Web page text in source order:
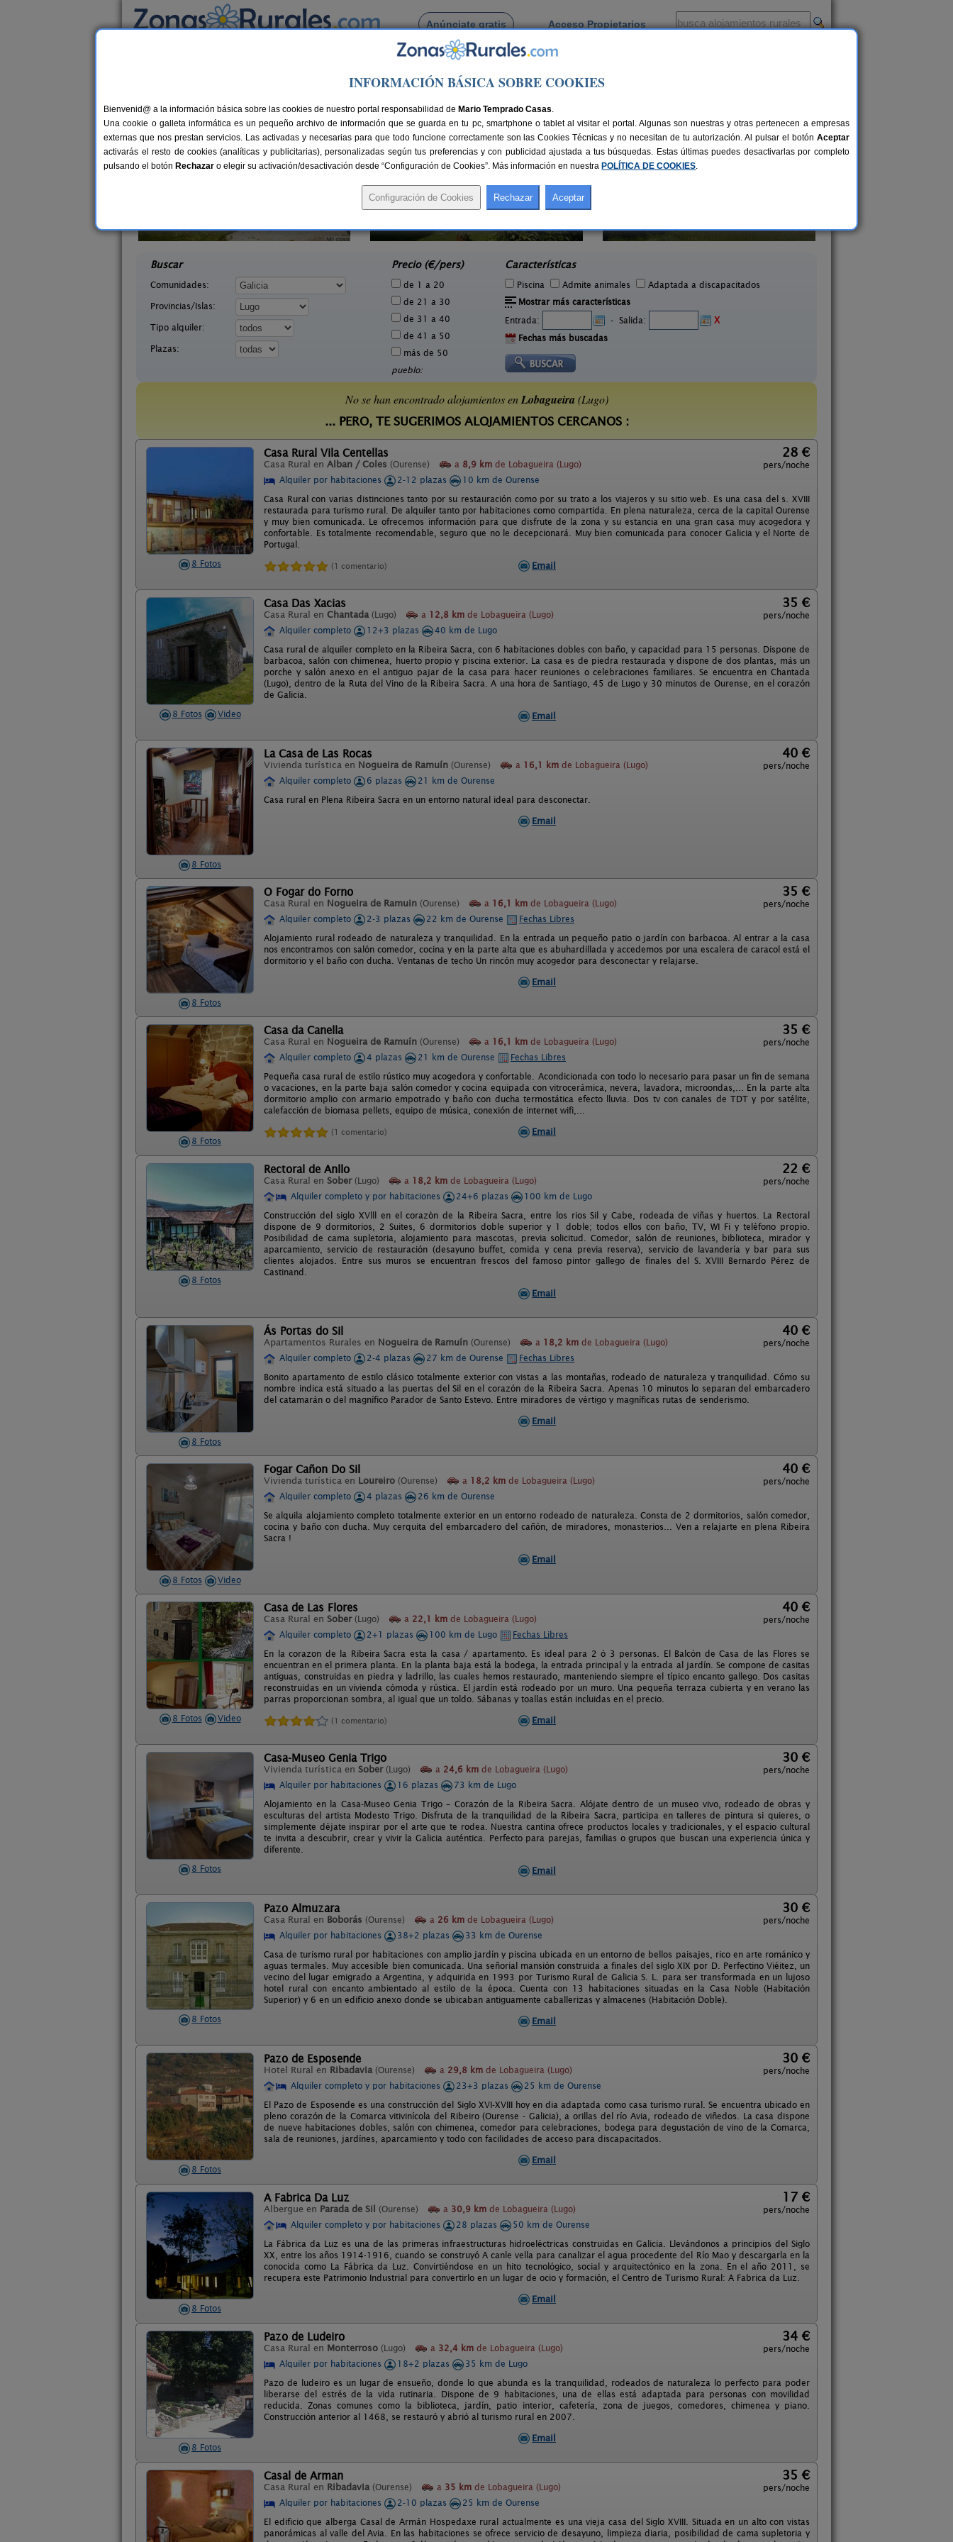
Anúnciate gratis Acceso Propietarios
Busca por pueblo
Casas Rurales cerca de Lobagueira
20 €
Complexo Alameda
Buscar
Comunidades:
Provincias/Islas:
Tipo alquiler:
Plazas:
Precio (€/pers)
de 1 a 20
de 21 a 30
de 31 a 40
de 41 a 50
más de 50
pueblo:
Características
Piscina Admite animales
Adaptada a discapacitados
Mostrar más características
Entrada:
- Salida:
X
Fechas más buscadas
No se han encontrado alojamientos enLobagueira (Lugo)
... PERO, TE SUGERIMOS ALOJAMIENTOS CERCANOS :
8 Fotos
Casa Rural Vila Centellas
Casa Rural en Alban / Coles (Ourense) a 8,9 km de Lobagueira (Lugo)
28 €
pers/noche
Alquiler por habitaciones
2-12 plazas
10 km de Ourense
Casa Rural con varias distinciones tanto por su restauración como por su trato a los viajeros y su sitio web. Es una casa del s. XVIII
restaurada para turismo rural. De alquiler tanto por habitaciones como compartida. En plena naturaleza, cerca de la capital Ourense
y muy bien comunicada. Le ofrecemos información para que disfrute de la zona y su estancia en una gran casa muy acogedora y
confortable. Es totalmente recomendable, seguro que no le decepcionará. Muy bien comunicada para conocer Galicia y el Norte de
Portugal.
(1 comentario) Email
8 Fotos Video
Casa Das Xacias
Casa Rural en Chantada (Lugo) a 12,8 km de Lobagueira (Lugo)
35 €
pers/noche
Alquiler completo
12+3 plazas
40 km de Lugo
Casa rural de alquiler completo en la Ribeira Sacra, con 6 habitaciones dobles con baño, y capacidad para 15 personas. Dispone de
barbacoa, salón con chimenea, huerto propio y piscina exterior. La casa es de piedra restaurada y dispone de dos plantas, más un
porche y salón anexo en el antiguo pajar de la casa para hacer reuniones o celebraciones familiares. Se encuentra en Chantada
(Lugo), dentro de la Ruta del Vino de la Ribeira Sacra. A una hora de Santiago, 45 de Lugo y 30 minutos de Ourense, en el corazón
de Galicia.
Email
8 Fotos
La Casa de Las Rocas
Vivienda turística en Nogueira de Ramuín (Ourense) a 16,1 km de Lobagueira (Lugo)
40 €
pers/noche
Alquiler completo
6 plazas
21 km de Ourense
Casa rural en Plena Ribeira Sacra en un entorno natural ideal para desconectar.
Email
8 Fotos
O Fogar do Forno
Casa Rural en Nogueira de Ramuin (Ourense) a 16,1 km de Lobagueira (Lugo)
35 €
pers/noche
Alquiler completo
2-3 plazas 22 km de Ourense
Fechas Libres
Alojamiento rural rodeado de naturaleza y tranquilidad. En la entrada un pequeño patio o jardín con barbacoa. Al entrar a la casa
nos encontramos con salón comedor, cocina y en la parte alta que es abuhardillada y accedemos por una escalera de caracol está el
dormitorio y el baño con ducha. Ventanas de techo Un rincón muy acogedor para desconectar y relajarse.
Email
8 Fotos
Casa da Canella
Casa Rural en Nogueira de Ramuín (Ourense) a 16,1 km de Lobagueira (Lugo)
35 €
pers/noche
Alquiler completo
4 plazas 21 km de Ourense
Fechas Libres
Pequeña casa rural de estilo rústico muy acogedora y confortable. Acondicionada con todo lo necesario para pasar un fin de semana
o vacaciones, en la parte baja salón comedor y cocina equipada con vitrocerámica, nevera, lavadora, microondas,... En la parte alta
dormitorio amplio con armario empotrado y baño con ducha termostática efecto lluvia. Dos tv con canales de TDT y por satélite,
calefacción de biomasa pellets, equipo de música, conexión de internet wifi,...
(1 comentario) Email
8 Fotos
Rectoral de Anllo
Casa Rural en Sober (Lugo) a 18,2 km de Lobagueira (Lugo)
22 €
pers/noche
Alquiler completo y por habitaciones
24+6 plazas
100 km de Lugo
Construcción del siglo XVlll en el corazòn de la Ribeira Sacra, entre los rios Sil y Cabe, rodeada de viñas y huertos. La Rectoral
dispone de 9 dormitorios, 2 Suites, 6 dormitorios doble superior y 1 doble; todos ellos con baño, TV, WI Fi y teléfono propio.
Posibilidad de cama supletoria, alojamiento para mascotas, previa solicitud. Comedor, salón de reuniones, biblioteca, mirador y
aparcamiento, servicio de restauración (desayuno buffet, comida y cena previa reserva), servicio de lavandería y bar para sus
clientes alojados. Entre sus muros se encuentran frescos del famoso pintor gallego de finales del S. XVIII Bernardo Pérez de
Castinand.
Email
8 Fotos
Ás Portas do Sil
Apartamentos Rurales en Nogueira de Ramuín (Ourense) a 18,2 km de Lobagueira (Lugo)
40 €
pers/noche
Alquiler completo
2-4 plazas 27 km de Ourense
Fechas Libres
Bonito apartamento de estilo clásico totalmente exterior con vistas a las montañas, rodeado de naturaleza y tranquilidad. Cómo su
nombre indica está situado a las puertas del Sil en el corazón de la Ribeira Sacra. Apenas 10 minutos lo separan del embarcadero
del catamarán o del magnífico Parador de Santo Estevo. Entre miradores de vértigo y magníficas rutas de senderismo.
Email
8 Fotos Video
Fogar Cañon Do Sil
Vivienda turística en Loureiro (Ourense) a 18,2 km de Lobagueira (Lugo)
40 €
pers/noche
Alquiler completo
4 plazas
26 km de Ourense
Se alquila alojamiento completo totalmente exterior en un entorno rodeado de naturaleza. Consta de 2 dormitorios, salón comedor,
cocina y baño con ducha. Muy cerquita del embarcadero del cañón, de miradores, monasterios... Ven a relajarte en plena Ribeira
Sacra !
Email
8 Fotos Video
Casa de Las Flores
Casa Rural en Sober (Lugo) a 22,1 km de Lobagueira (Lugo)
40 €
pers/noche
Alquiler completo
2+1 plazas 100 km de Lugo
Fechas Libres
En la corazon de la Ribeira Sacra esta la casa / apartamento. Es ideal para 2 ó 3 personas. El Balcón de Casa de las Flores se
encuentran en el primera planta. En la planta baja está la bodega, la entrada principal y la entrada al jardín. Se compone de casitas
antiguas, construidas en piedra y ladrillo, las cuales hemos restaurado, manteniendo siempre el típico encanto gallego. Dos casitas
reconstruidas en un vivienda cómoda y rústica. El jardín está rodeado por un muro. Una pequeña terraza cubierta y en verano las
parras proporcionan sombra, al igual que un toldo. Sábanas y toallas están incluidas en el precio.
(1 comentario) Email
8 Fotos
Casa-Museo Genia Trigo
Vivienda turística en Sober (Lugo) a 24,6 km de Lobagueira (Lugo)
30 €
pers/noche
Alquiler por habitaciones
16 plazas
73 km de Lugo
Alojamiento en la Casa-Museo Genia Trigo – Corazón de la Ribeira Sacra. Alójate dentro de un museo vivo, rodeado de obras y
esculturas del artista Modesto Trigo. Disfruta de la tranquilidad de la Ribeira Sacra, participa en talleres de pintura si quieres, o
simplemente déjate inspirar por el arte que te rodea. Nuestra cantina ofrece productos locales y tradicionales, y el espacio cultural
te invita a descubrir, crear y vivir la Galicia auténtica. Perfecto para parejas, familias o grupos que buscan una experiencia única y
diferente.
Email
8 Fotos
Pazo Almuzara
Casa Rural en Boborás (Ourense) a 26 km de Lobagueira (Lugo)
30 €
pers/noche
Alquiler por habitaciones
38+2 plazas
33 km de Ourense
Casa de turismo rural por habitaciones con amplio jardín y piscina ubicada en un entorno de bellos paisajes, rico en arte románico y
aguas termales. Muy accesible bien comunicada. Una señorial mansión construida a finales del siglo XIX por D. Perfectino Viéitez, un
vecino del lugar emigrado a Argentina, y adquirida en 1993 por Turismo Rural de Galicia S. L. para ser transformada en un lujoso
hotel rural con encanto ambientado al estilo de la época. Cuenta con 13 habitaciones situadas en la Casa Noble (Habitación
Superior) y 6 en un edificio anexo donde se ubicaban antiguamente caballerizas y almacenes (Habitación Doble).
Email
8 Fotos
Pazo de Esposende
Hotel Rural en Ribadavia (Ourense) a 29,8 km de Lobagueira (Lugo)
30 €
pers/noche
Alquiler completo y por habitaciones
23+3 plazas
25 km de Ourense
El Pazo de Esposende es una construcción del Siglo XVI-XVIII hoy en dia adaptada como casa turismo rural. Se encuentra ubicado en
pleno corazón de la Comarca vitivinícola del Ribeiro (Ourense - Galicia), a orillas del río Avia, rodeado de viñedos. La casa dispone
de nueve habitaciones dobles, salón con chimenea, comedor para celebraciones, bodega para degustación de vino de la Comarca,
sala de reuniones, jardínes, aparcamiento y todo con facilidades de acceso para discapacitados.
Email
8 Fotos
A Fabrica Da Luz
Albergue en Parada de Sil (Ourense) a 30,9 km de Lobagueira (Lugo)
17 €
pers/noche
Alquiler completo y por habitaciones
28 plazas
50 km de Ourense
La Fábrica da Luz es una de las primeras infraestructuras hidroeléctricas construidas en Galicia. Llevándonos a principios del Siglo
XX, entre los años 1914-1916, cuando se construyó A canle vella para canalizar el agua procedente del Río Mao y descargarla en la
conocida como La Fábrica da Luz. Convirtiéndose en un hito tecnológico, social y arquitectónico en la zona. En el año 2011, se
recupera este Patrimonio Industrial para convertirlo en un lugar de ocio y formación, el Centro de Turismo Rural: A Fabrica da Luz.
Email
8 Fotos
Pazo de Ludeiro
Casa Rural en Monterroso (Lugo) a 32,4 km de Lobagueira (Lugo)
34 €
pers/noche
Alquiler por habitaciones
18+2 plazas
35 km de Lugo
Pazo de ludeiro es un lugar de ensueño, donde lo que abunda es la tranquilidad, rodeados de naturaleza lo perfecto para poder
liberarse del estrés de la vida rutinaria. Dispone de 9 habitaciones, una de ellas está adaptada para personas con movilidad
reducida. Zonas comunes como la biblioteca, jardín, patio interior, cafetería, zona de juegos, comedores, chimenea y piano.
Construcción anterior al 1468, se restauró y abrió al turismo rural en 2007.
Email
Casal de Arman
Casa Rural en Ribadavia (Ourense) a 35 km de Lobagueira (Lugo)
35 €
pers/noche
Alquiler por habitaciones
2-10 plazas
25 km de Ourense
El edificio que alberga Casal de Armán Hospedaxe rural actualmente es una vieja casa del Siglo XVIII. Situada en un alto con vistas
panorámicas al valle del Avia. En las habitaciones se ofrece servicio de desayuno, limpieza diaria, posibilidad de cama supletoria y
INFORMACIÓN BÁSICA SOBRE COOKIES
Bienvenid@ a la información básica sobre las cookies de nuestro portal responsabilidad de Mario Temprado Casas.
Una cookie o galleta informática es un pequeño archivo de información que se guarda en tu pc, smartphone o tablet al visitar el portal. Algunas son nuestras y otras pertenecen a empresas
externas que nos prestan servicios. Las activadas y necesarias para que todo funcione correctamente son las Cookies Técnicas y no necesitan de tu autorización. Al pulsar el botón Aceptar
activarás el resto de cookies (analíticas y publicitarias), personalizadas según tus preferencias y con publicidad ajustada a tus búsquedas. Estas últimas puedes desactivarlas por completo
pulsando el botón Rechazar o elegir su activación/desactivación desde “Configuración de Cookies”. Más información en nuestra POLÍTICA DE COOKIES.